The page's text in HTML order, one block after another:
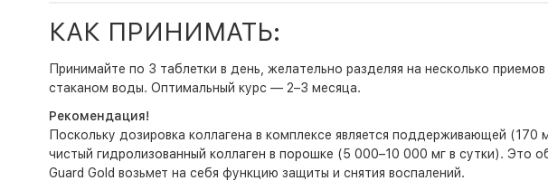
КАК ПРИНИМАТЬ:
Принимайте по 3 таблетки в день, желательно разделяя на несколько
стаканом воды. Оптимальный курс — 2–3 месяца.
Рекомендация!
Поскольку дозировка коллагена в комплексе является поддерживающей
чистый гидролизованный коллаген в порошке (5 000–10 000 мг в сутки). Это
Guard Gold возьмет на себя функцию защиты и снятия воспалений.